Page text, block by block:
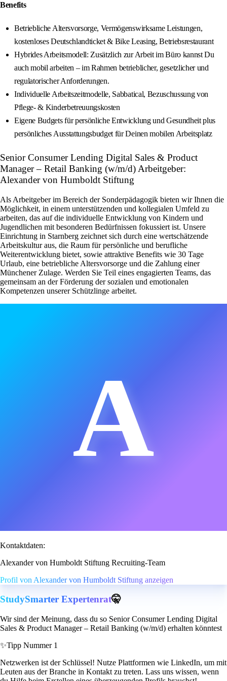
Benefits
Betriebliche Altersvorsorge, Vermögenswirksame Leistungen,
kostenloses Deutschlandticket & Bike Leasing, Betriebsrestaurant
Hybrides Arbeitsmodell: Zusätzlich zur Arbeit im Büro kannst Du
auch mobil arbeiten – im Rahmen betrieblicher, gesetzlicher und
regulatorischer Anforderungen.
Individuelle Arbeitszeitmodelle, Sabbatical, Bezuschussung von
Pflege- & Kinderbetreuungskosten
Eigene Budgets für persönliche Entwicklung und Gesundheit plus
persönliches Ausstattungsbudget für Deinen mobilen Arbeitsplatz
Senior Consumer Lending Digital Sales & Product
Manager – Retail Banking (w/m/d) Arbeitgeber:
Alexander von Humboldt Stiftung
Als Arbeitgeber im Bereich der Sonderpädagogik bieten wir Ihnen die
Möglichkeit, in einem unterstützenden und kollegialen Umfeld zu
arbeiten, das auf die individuelle Entwicklung von Kindern und
Jugendlichen mit besonderen Bedürfnissen fokussiert ist. Unsere
Einrichtung in Starnberg zeichnet sich durch eine wertschätzende
Arbeitskultur aus, die Raum für persönliche und berufliche
Weiterentwicklung bietet, sowie attraktive Benefits wie 30 Tage
Urlaub, eine betriebliche Altersvorsorge und die Zahlung einer
Münchener Zulage. Werden Sie Teil eines engagierten Teams, das
gemeinsam an der Förderung der sozialen und emotionalen
Kompetenzen unserer Schützlinge arbeitet.
A
Kontaktdaten:
Alexander von Humboldt Stiftung Recruiting-Team
Profil von Alexander von Humboldt Stiftung anzeigen
StudySmarter Expertenrat🤫
Wir sind der Meinung, dass du so Senior Consumer Lending Digital
Sales & Product Manager – Retail Banking (w/m/d) erhalten könntest
✨Tipp Nummer 1
Netzwerken ist der Schlüssel! Nutze Plattformen wie LinkedIn, um mit
Leuten aus der Branche in Kontakt zu treten. Lass uns wissen, wenn